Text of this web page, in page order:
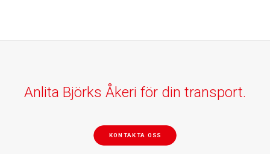
Anlita Björks Åkeri för din transport.
KONTAKTA OSS